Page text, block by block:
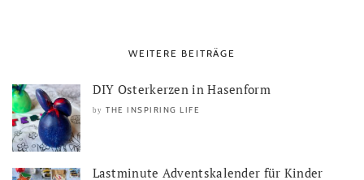
WEITERE BEITRÄGE
DIY Osterkerzen in Hasenform
by THE INSPIRING LIFE
Lastminute Adventskalender für Kinder